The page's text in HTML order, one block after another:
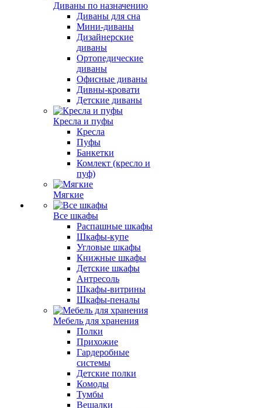
Диваны по назначению
Диваны для сна
Мини-диваны
Дизайнерские
диваны
Ортопедические
диваны
Офисные диваны
Дивны-кровати
Детские диваны
Кресла и пуфы
Кресла
Пуфы
Банкетки
Комлект (кресло и
пуф)
Мягкие
Все шкафы
Распашные шкафы
Шкафы-купе
Угловые шкафы
Книжные шкафы
Детские шкафы
Антресоль
Шкафы-витрины
Шкафы-пеналы
Мебель для хранения
Полки
Прихожие
Гардеробные
системы
Детские полки
Комоды
Тумбы
Вешалки